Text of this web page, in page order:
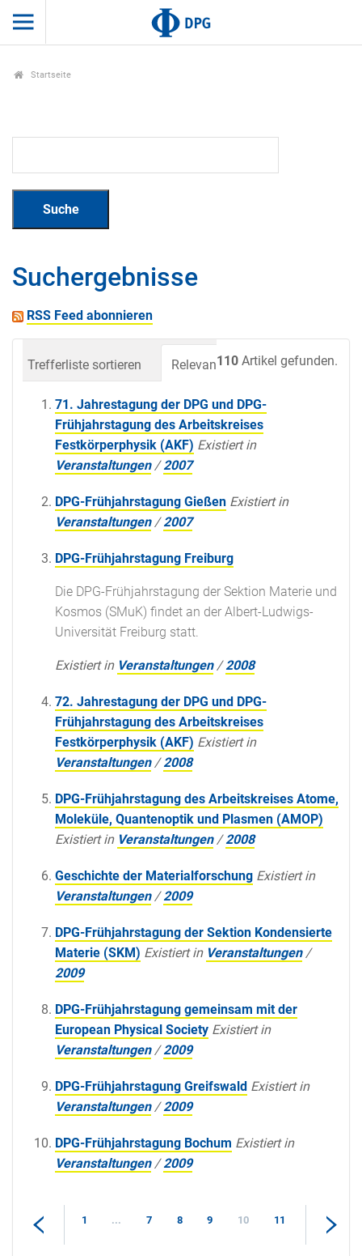
Startseite
Suchergebnisse
RSS Feed abonnieren
110 Artikel gefunden.
Trefferliste sortieren Relevanz Datum
71. Jahrestagung der DPG und DPG-
Frühjahrstagung des Arbeitskreises
Festkörperphysik (AKF) Existiert in
Veranstaltungen /2007
DPG-Frühjahrstagung Gießen Existiert in
Veranstaltungen /2007
DPG-Frühjahrstagung Freiburg
Die DPG-Frühjahrstagung der Sektion Materie und
Kosmos (SMuK) findet an der Albert-Ludwigs-
Universität Freiburg statt.
Existiert in Veranstaltungen /2008
72. Jahrestagung der DPG und DPG-
Frühjahrstagung des Arbeitskreises
Festkörperphysik (AKF) Existiert in
Veranstaltungen /2008
DPG-Frühjahrstagung des Arbeitskreises Atome,
Moleküle, Quantenoptik und Plasmen (AMOP)
Existiert in Veranstaltungen /2008
Geschichte der Materialforschung Existiert in
Veranstaltungen /2009
DPG-Frühjahrstagung der Sektion Kondensierte
Materie (SKM) Existiert in Veranstaltungen /
2009
DPG-Frühjahrstagung gemeinsam mit der
European Physical Society Existiert in
Veranstaltungen /2009
DPG-Frühjahrstagung Greifswald Existiert in
Veranstaltungen /2009
DPG-Frühjahrstagung Bochum Existiert in
Veranstaltungen /2009
1 ... 7 8 9 10 11